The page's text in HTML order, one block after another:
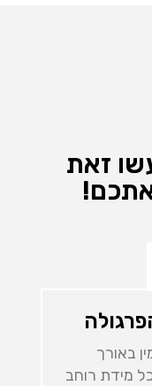
זאת
באורך
ובכל מידת רוחב